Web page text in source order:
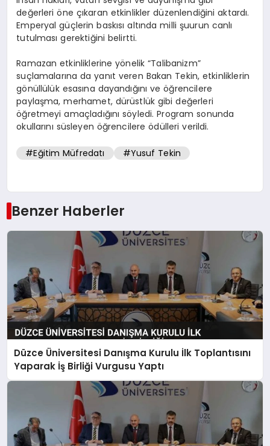
değerleri öne çıkaran etkinlikler düzenlendiğini aktardı.
Emperyal güçlerin baskısı altında milli şuurun canlı
tutulması gerektiğini belirtti.
Ramazan etkinliklerine yönelik “Talibanizm”
suçlamalarına da yanıt veren Bakan Tekin, etkinliklerin
gönüllülük esasına dayandığını ve öğrencilere
paylaşma, merhamet, dürüstlük gibi değerleri
öğretmeyi amaçladığını söyledi. Program sonunda
okullarını süsleyen öğrencilere ödülleri verildi.
#Eğitim Müfredatı #Yusuf Tekin
Benzer Haberler
Düzce Üniversitesi Danışma Kurulu İlk Toplantısını
Yaparak İş Birliği Vurgusu Yaptı